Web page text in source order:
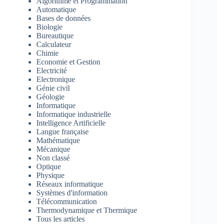
Automatique
Bases de données
Biologie
Bureautique
Calculateur
Chimie
Economie et Gestion
Electricité
Electronique
Génie civil
Géologie
Informatique
Informatique industrielle
Intelligence Artificielle
Langue française
Mathématique
Mécanique
Non classé
Optique
Physique
Réseaux informatique
Systèmes d'information
Télécommunication
Thermodynamique et Thermique
Tous les articles